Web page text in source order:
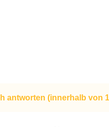
antworten (innerhalb von